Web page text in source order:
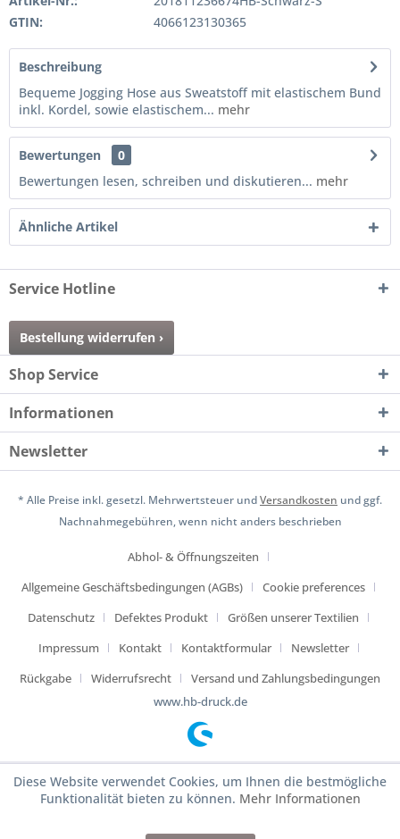
GTIN:
4066123130365
Beschreibung
Bequeme Jogging Hose aus Sweatstoff mit elastischem Bund
inkl. Kordel, sowie elastischem... mehr
Bewertungen
0
Bewertungen lesen, schreiben und diskutieren... mehr
Ähnliche Artikel
Service Hotline
Bestellung widerrufen ›
Shop Service
Informationen
Newsletter
* Alle Preise inkl. gesetzl. Mehrwertsteuer undVersandkosten und ggf.
Nachnahmegebühren, wenn nicht anders beschrieben
Abhol- & Öffnungszeiten
Allgemeine Geschäftsbedingungen (AGBs)
Cookie preferences
Datenschutz
Defektes Produkt
Größen unserer Textilien
Impressum
Kontakt Kontaktformular
Newsletter
Rückgabe
Widerrufsrecht
Versand und Zahlungsbedingungen
www.hb-druck.de
Diese Website verwendet Cookies, um Ihnen die bestmögliche
Funktionalität bieten zu können. Mehr Informationen